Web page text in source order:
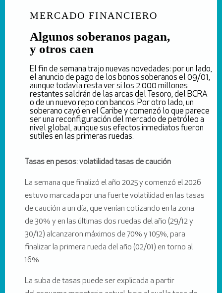
MERCADO FINANCIERO
Algunos soberanos pagan,
y otros caen
El fin de semana trajo nuevas novedades: por un lado,
el anuncio de pago de los bonos soberanos el 09/01,
aunque todavía resta ver si los 2.000 millones
restantes saldrán de las arcas del Tesoro, del BCRA
o de un nuevo repo con bancos. Por otro lado, un
soberano cayó en el Caribe y comenzó lo que parece
ser una reconfiguración del mercado de petróleo a
nivel global, aunque sus efectos inmediatos fueron
sutiles en las primeras ruedas.
Tasas en pesos: volatilidad tasas de caución
La semana que finalizó el año 2025 y comenzó el 2026
estuvo marcada por una fuerte volatilidad en las tasas
de caución a un día, que venían cotizando en la zona
de 30% y en las últimas dos ruedas del año (29/12 y
30/12) alcanzaron máximos de 70% y 105%, para
finalizar la primera rueda del año (02/01) en torno al
16%.
La suba de tasas puede ser explicada a partir